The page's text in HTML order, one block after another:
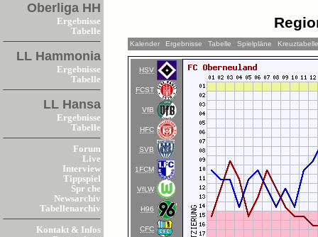
Oberliga HH
Ergebnisse
Tabelle
LL Hammonia
Ergebnisse
Tabelle
LL Hansa
Ergebnisse
Tabelle
Forum
Live
Interview
Tippspiel
Spr che
Newsarchiv
Tabellenarchiv
Kontakt & Infos
Kalender Ergebnisse Tabelle Spielpläne
HSV
FCST
VfB
HFC
SVB
1FCM
VfLW
H96
CFC